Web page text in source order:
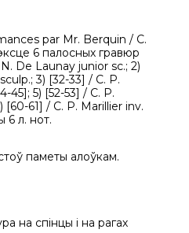
par Mr. Berquin / C.
6 палосных гравюр
De Launay junior sc.; 2)
3) [32-33] / C. P.
45]; 5) [52-53] / C. P.
[60-61] / C. P. Marillier inv.
6 л. нот.
паметы алоўкам.
на спінцы і на рагах